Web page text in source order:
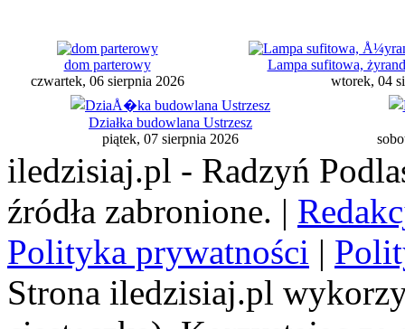
dom parterowy
czwartek, 06 sierpnia 2026
Lampa sufitowa,
wtorek, 04
Działka budowlana Ustrzesz
piątek, 07 sierpnia 2026
iledzisiaj.pl - Radzyń
źródła zabronione. |
Polityka prywatności |
Strona iledzisiaj.pl